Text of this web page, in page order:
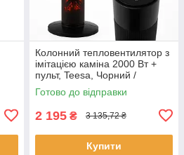
Колонний тепловентилятор з
імітацією каміна 2000 Вт +
пульт, Teesa, Чорний /
Підлоговий обігрівач /
Електрообігрівач
Готово до відправки
2 195 ₴ 3 135,72 ₴
Купити